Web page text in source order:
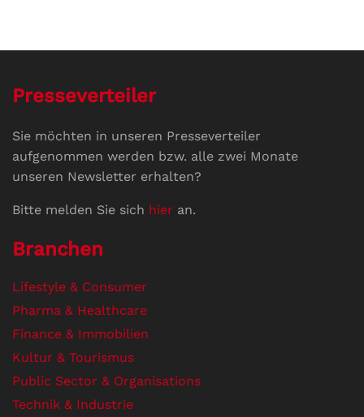
Presseverteiler
Sie möchten in unseren Presseverteiler
aufgenommen werden bzw. alle zwei Monate
unseren Newsletter erhalten?
Bitte melden Sie sich hier an.
Branchen
Lifestyle & Consumer
Pharma & Healthcare
Finance & Immobilien
Kultur & Tourismus
Public Sector & Organisations
Technik & Industrie